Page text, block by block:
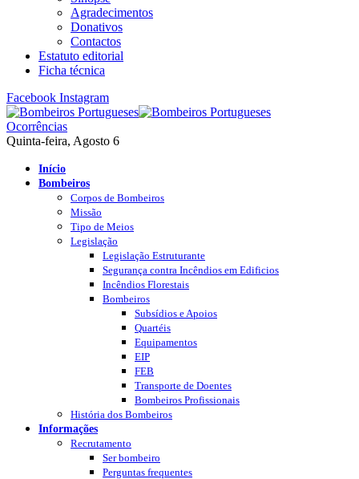
Agradecimentos
Donativos
Contactos
Estatuto editorial
Ficha técnica
Facebook Instagram
Ocorrências
Quinta-feira, Agosto 6
Início
Bombeiros
Corpos de Bombeiros
Missão
Tipo de Meios
Legislação
Legislação Estruturante
Segurança contra Incêndios em Edificios
Incêndios Florestais
Bombeiros
Subsídios e Apoios
Quartéis
Equipamentos
EIP
FEB
Transporte de Doentes
Bombeiros Profissionais
História dos Bombeiros
Informações
Recrutamento
Ser bombeiro
Perguntas frequentes